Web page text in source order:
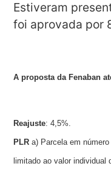
Estiveram
foi aprovada por
A proposta da Fenaban
Reajuste: 4,5%.
PLRa) Parcela em
limitado ao valor individual